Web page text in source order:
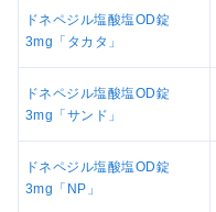
ドネペジル塩酸塩OD錠
3mg「タカタ」
ドネペジル塩酸塩OD錠
3mg「サンド」
ドネペジル塩酸塩OD錠
3mg「NP」